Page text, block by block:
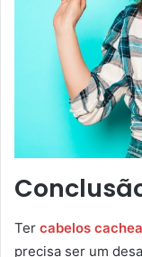
Ter cabelos
precisa ser um